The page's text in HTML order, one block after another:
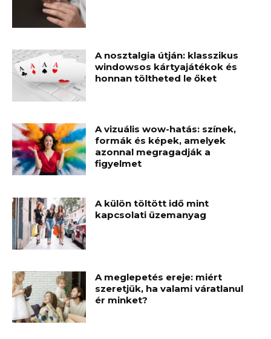
A nosztalgia útján: klasszikus
windowsos kártyajátékok és
honnan töltheted le őket
A vizuális wow-hatás: színek,
formák és képek, amelyek
azonnal megragadják a
figyelmet
A külön töltött idő mint
kapcsolati üzemanyag
A meglepetés ereje: miért
szeretjük, ha valami váratlanul
ér minket?